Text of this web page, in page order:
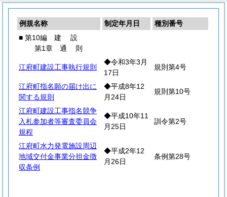
例規名称 制定年月日
種別番号
■ 第10編 建 設
第1章 通 則
江府町建設工事執行規則
◆令和3年3月
17日
規則第4号
江府町指名願の届け出に
関する規則
◆平成8年12
月24日
規則第10号
江府町建設工事指名競争
入札参加者等審査委員会
規程
◆平成10年11
月25日
訓令第2号
江府町水力発電施設周辺
地域交付金事業分担金徴
収条例
◆平成2年12
月26日
条例第28号